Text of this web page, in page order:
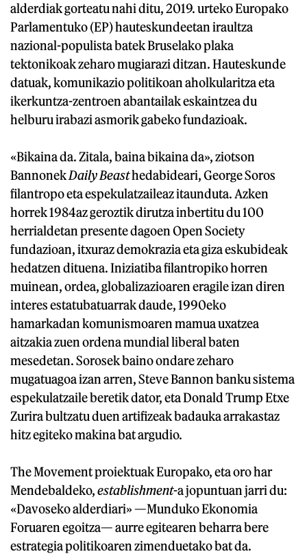
alderdiak gorteatu nahi ditu, 2019. urteko Europako
Parlamentuko (EP) hauteskundeetan iraultza
nazional-populista batek Bruselako plaka
tektonikoak zeharo mugiarazi ditzan. Hauteskunde
datuak, komunikazio politikoan aholkularitza eta
ikerkuntza-zentroen abantailak eskaintzea du
helburu irabazi asmorik gabeko fundazioak.
«Bikaina da. Zitala, baina bikaina da», ziotson
BannonekDaily Beasthedabideari, George Soros
filantropo eta espekulatzaileaz itaunduta. Azken
horrek 1984az geroztik dirutza inbertitu du 100
herrialdetan presente dagoen Open Society
fundazioan, itxuraz demokrazia eta giza eskubideak
hedatzen dituena. Iniziatiba filantropiko horren
muinean, ordea, globalizazioaren eragile izan diren
interes estatubatuarrak daude, 1990eko
hamarkadan komunismoaren mamua uxatzea
aitzakia zuen ordena mundial liberal baten
mesedetan. Sorosek baino ondare zeharo
mugatuagoa izan arren, Steve Bannon banku sistema
espekulatzaile beretik dator, eta Donald Trump Etxe
Zurira bultzatu duen artifizeak badauka arrakastaz
hitz egiteko makina bat argudio.
The Movement proiektuak Europako, eta oro har
Mendebaldeko,establishment-a jopuntuan jarri du:
«Davoseko alderdiari» —Munduko Ekonomia
Foruaren egoitza— aurre egitearen beharra bere
estrategia politikoaren zimenduetako bat da.